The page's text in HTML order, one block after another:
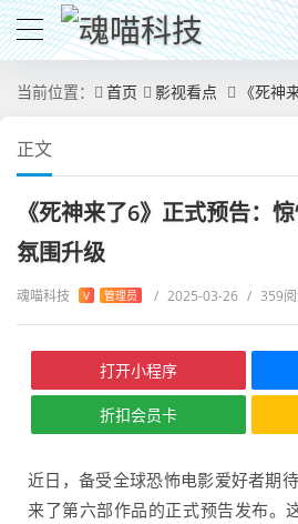
当前位置： 首页 影视看点 《死神来了6
正文
《死神来了6》正式预告：
氛围升级
魂喵科技 V 管理员 / 2025-03-26 / 359
打开小程序
折扣会员卡
近日，备受全球恐怖电影爱好者期
来了第六部作品的正式预告发布。